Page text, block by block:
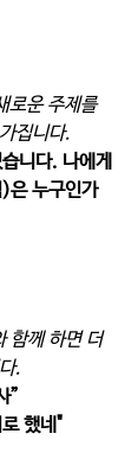
로운 주제를
집니다.
니다. 나에게
은 누구인가
함께 하면 더
.
”
했네"